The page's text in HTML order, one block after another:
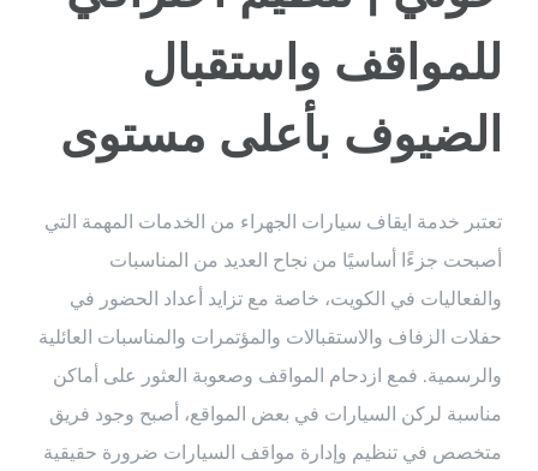
للمواقف واستقبال
الضيوف بأعلى مستوى
تعتبر خدمة ايقاف سيارات الجهراء من الخدمات المهمة التي
أصبحت جزءًا أساسيًا من نجاح العديد من المناسبات
والفعاليات في الكويت، خاصة مع تزايد أعداد الحضور في
حفلات الزفاف والاستقبالات والمؤتمرات والمناسبات العائلية
والرسمية. فمع ازدحام المواقف وصعوبة العثور على أماكن
مناسبة لركن السيارات في بعض المواقع، أصبح وجود فريق
متخصص في تنظيم وإدارة مواقف السيارات ضرورة حقيقية